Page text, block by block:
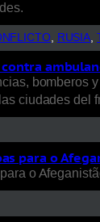
, RUSIA,
bomberos
ciudades del
para o
o